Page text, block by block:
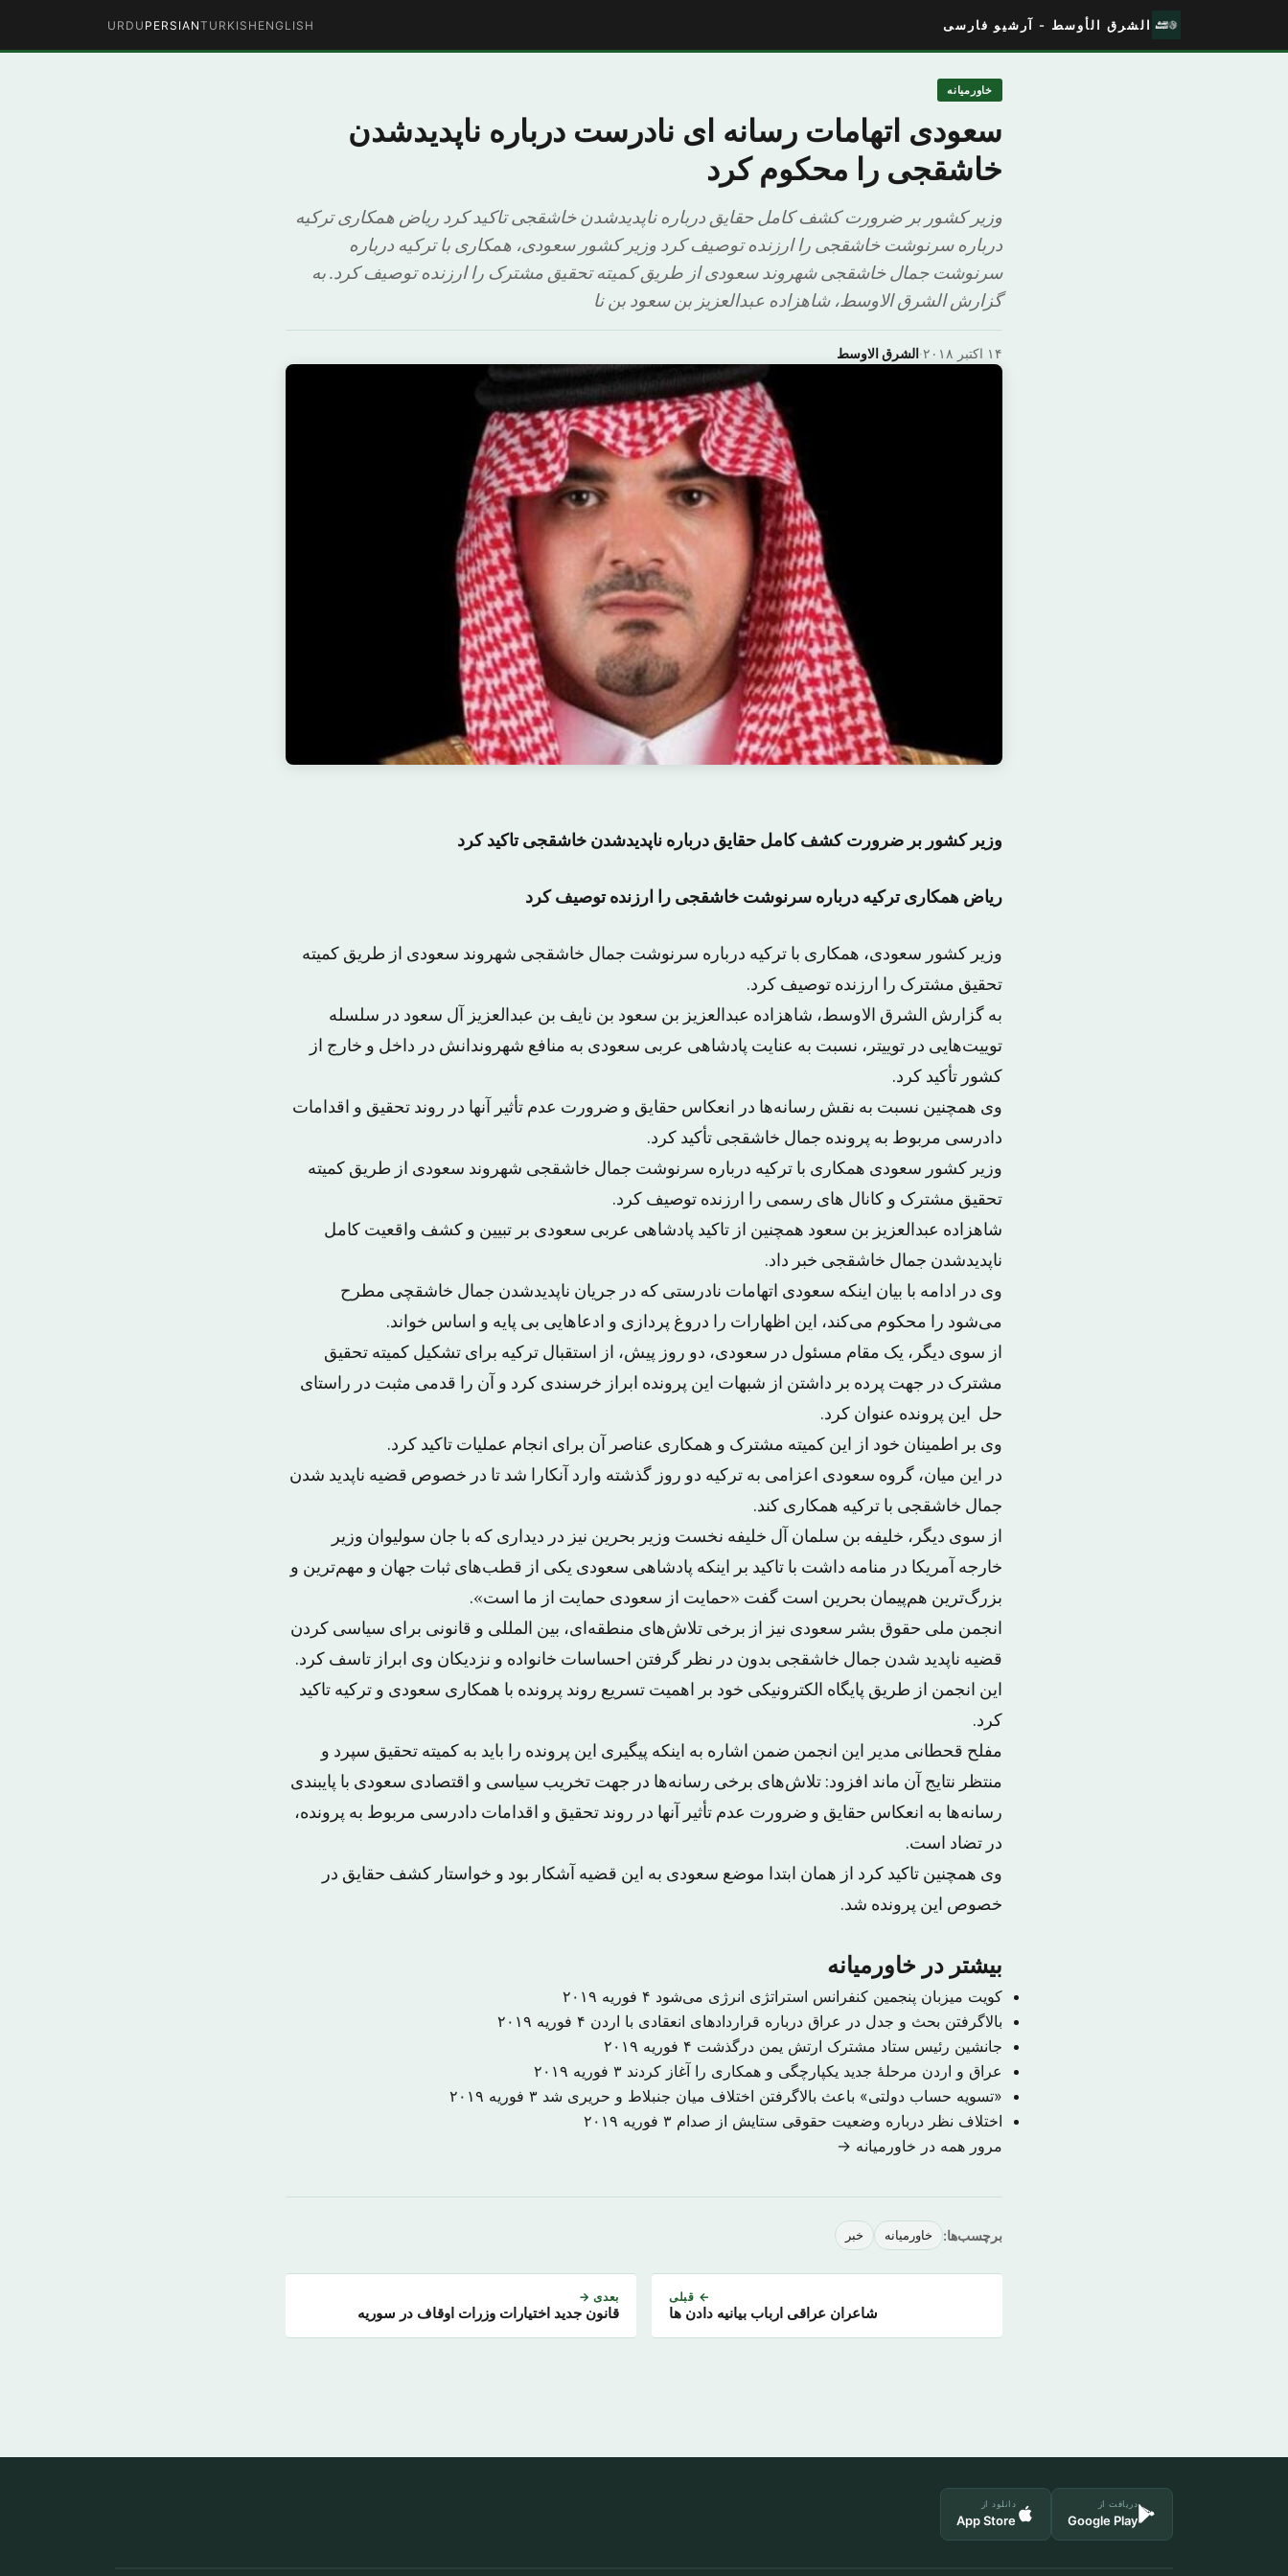
الشرق الأوسط - آرشیو فارسی ENGLISH
TURKISH
PERSIAN
URDU
خاورمیانه
سعودی اتهامات رسانه ای نادرست درباره ناپدیدشدن
خاشقجی را محکوم کرد
وزیر کشور بر ضرورت کشف کامل حقایق درباره ناپدیدشدن خاشقجی تاکید کرد ریاض همکاری ترکیه
درباره سرنوشت خاشقجی را ارزنده توصیف کرد وزیر کشور سعودی، همکاری با ترکیه درباره
سرنوشت جمال خاشقجی شهروند سعودی از طریق کمیته تحقیق مشترک را ارزنده توصیف کرد. به
گزارش الشرق الاوسط، شاهزاده عبدالعزیز بن سعود بن نا
الشرق الاوسط· ۱۴ اکتبر ۲۰۱۸
وزیر کشور بر ضرورت کشف کامل حقایق درباره ناپدیدشدن خاشقجی تاکید کرد
ریاض همکاری ترکیه درباره سرنوشت خاشقجی را ارزنده توصیف کرد
وزیر کشور سعودی، همکاری با ترکیه درباره سرنوشت جمال خاشقجی شهروند سعودی از طریق کمیته
تحقیق مشترک را ارزنده توصیف کرد.
به گزارش الشرق الاوسط، شاهزاده عبدالعزیز بن سعود بن نایف بن عبدالعزیز آل سعو‌د در سلسله
توییت‌هایی در توییتر، نسبت به عنایت پادشاهی عربی سعودی به منافع شهروندانش در داخل و خارج از
کشور تأکید کرد.
وی همچنین نسبت به نقش رسانه‌ها در انعکاس حقایق و ضرورت عدم تأثیر آنها در روند تحقیق و اقدامات
دادرسی مربوط به پرونده جمال خاشقجی تأکید کرد.
وزیر کشور سعودی همکاری با ترکیه درباره سرنوشت جمال خاشقجی شهروند سعودی از طریق کمیته
تحقیق مشترک و کانال های رسمی را ارزنده توصیف کرد.
شاهزاده عبدالعزیز بن سعود همچنین از تاکید پادشاهی عربی سعودی بر تبیین و کشف واقعیت کامل
ناپدیدشدن جمال خاشقجی خبر داد.
وی در ادامه با بیان اینکه سعودی اتهامات نادرستی که در جریان ناپدیدشدن جمال خاشقچی مطرح
می‌شود را محکوم می‌کند، این اظهارات را دروغ پردازی و ادعاهایی بی پایه و اساس خواند.
از سوی دیگر، یک مقام مسئول در سعودی، دو روز پیش، از استقبال ترکیه برای تشکیل کمیته تحقیق
مشترک در جهت پرده بر داشتن از شبهات این پرونده ابراز خرسندی کرد و آن را قدمی مثبت در راستای
حل این پرونده عنوان کرد.
وی بر اطمینان خود از این کمیته مشترک و همکاری عناصر آن برای انجام عملیات تاکید کرد.
در این میان، گروه سعودی اعزامی به ترکیه دو روز گذشته وارد آنکارا شد تا در خصوص قضیه ناپدید شدن
جمال خاشقجی با ترکیه همکاری کند.
از سوی دیگر، خلیفه بن سلمان آل خلیفه نخست وزیر بحرین نیز در دیداری که با جان سولیوان وزیر
خارجه آمریکا در منامه داشت با تاکید بر اینکه پادشاهی سعودی یکی از قطب‌های ثبات جهان و مهم‌ترین و
بزرگ‌ترین هم‌پیمان بحرین است گفت «حمایت از سعودی حمایت از ما است».
انجمن ملی حقوق بشر سعودی نیز از برخی تلاش‌های منطقه‌ای، بین المللی و قانونی برای سیاسی کردن
قضیه ناپدید شدن جمال خاشقجی بدون در نظر گرفتن احساسات خانواده و نزدیکان وی ابراز تاسف کرد.
این انجمن از طریق پایگاه الکترونیکی خود بر اهمیت تسریع روند پرونده با همکاری سعودی و ترکیه تاکید
کرد.
مفلح قحطانی مدیر این انجمن ضمن اشاره به اینکه پیگیری این پرونده را باید به کمیته تحقیق سپرد و
منتظر نتایج آن ماند افزود: تلاش‌های برخی رسانه‌ها در جهت تخریب سیاسی و اقتصادی سعودی با پایبندی
رسانه‌ها به انعکاس حقایق و ضرورت عدم تأثیر آنها در روند تحقیق و اقدامات دادرسی مربوط به پرونده،
در تضاد است.
وی همچنین تاکید کرد از همان ابتدا موضع سعودی به این قضیه آشکار بود و خواستار کشف حقایق در
خصوص این پرونده شد.
بیشتر در خاورمیانه
کویت میزبان پنجمین کنفرانس استراتژی انرژی می‌شود ۴ فوریه ۲۰۱۹
بالاگرفتن بحث و جدل در عراق درباره قراردادهای انعقادی با اردن ۴ فوریه ۲۰۱۹
جانشین رئیس ستاد مشترک ارتش یمن درگذشت ۴ فوریه ۲۰۱۹
عراق و اردن مرحلهٔ جدید یکپارچگی و همکاری را آغاز کردند ۳ فوریه ۲۰۱۹
«تسویه حساب دولتی» باعث بالاگرفتن اختلاف میان جنبلاط و حریری شد ۳ فوریه ۲۰۱۹
اختلاف نظر درباره وضعیت حقوقی ستایش از صدام ۳ فوریه ۲۰۱۹
مرور همه در خاورمیانه →
برچسب‌ها: خاورمیانه خبر
← قبلی
شاعران عراقی ارباب بیانیه دادن ها
بعدی →
قانون جدید اختیارات وزرات اوقاف در سوریه
دریافت از
Google Play
دانلود از
App Store